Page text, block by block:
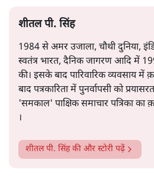
शीतल पी. सिंह
1984 से अमर उजाला, चौथी दुनिया,
स्वतंत्र भारत, दैनिक जागरण आदि में
की। इसके बाद पारिवारिक व्यवसाय में
बाद पत्रकारिता में पुनर्वापसी को
'समकाल' पाक्षिक समाचार पत्रिका का
।
शीतल पी. सिंहकी और स्टोरी पढ़ें